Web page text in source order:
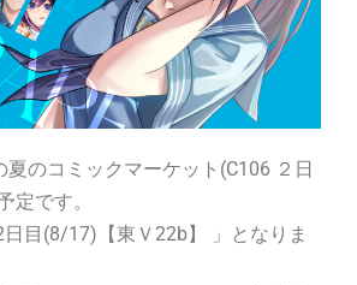
夏のコミックマーケット(C106 ２日
定です。
目(8/17)【東Ｖ22b】 」となりま